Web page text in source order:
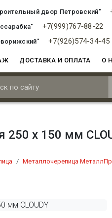
двор Петровский"
+7(999)767-88-22
+7(926)574-34-45
ДОСТАВКА И ОПЛАТА О
х 150 мм
Металлочерепица